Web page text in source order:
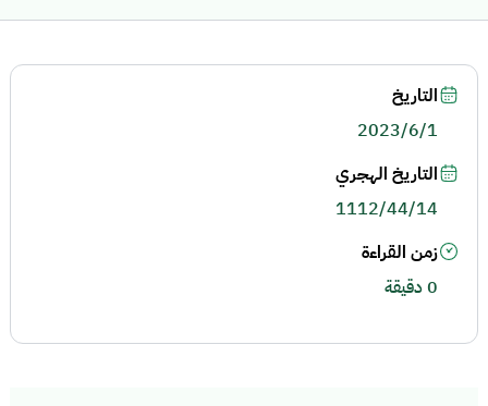
التاريخ
2023/6/1
التاريخ الهجري
1112/44/14
زمن القراءة
0 دقيقة